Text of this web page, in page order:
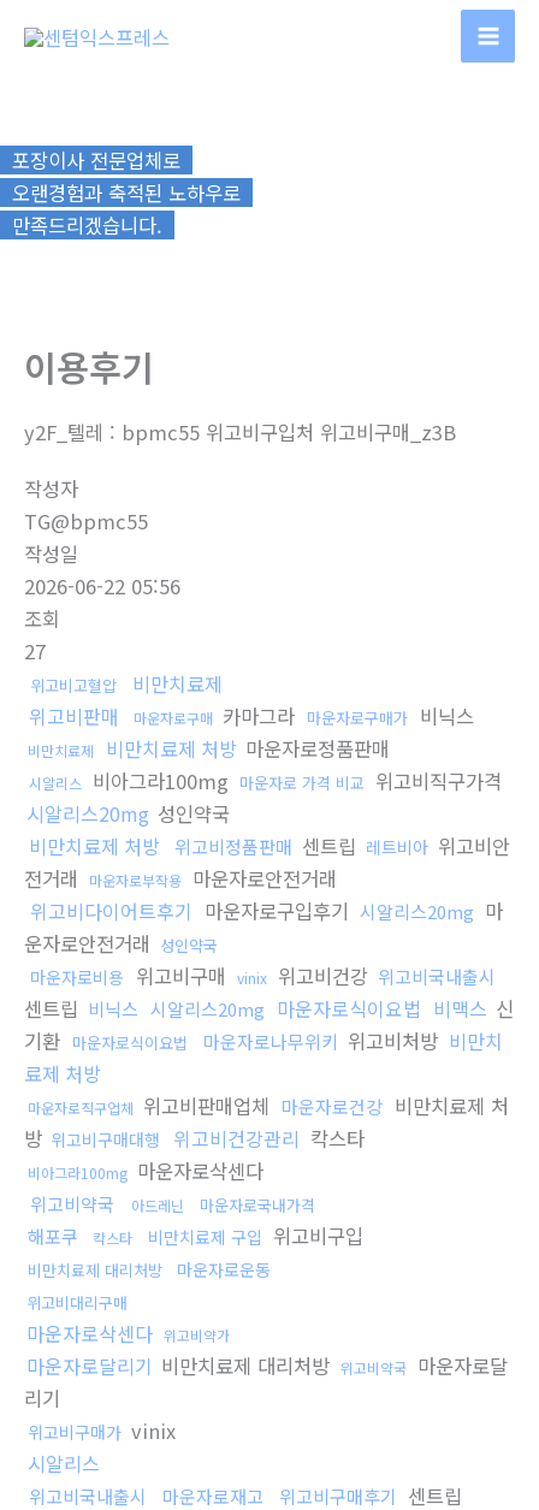
건
너
뛰
기
포장이사 전문업체로
오랜경험과 축적된 노하우로
만족드리겠습니다.
이용후기
y2F_텔레 : bpmc55 위고비구입처 위고비구매_z3B
작성자
TG@bpmc55
작성일
2026-06-22 05:56
조회
27
위고비고혈압
비만치료제
위고비판매
마운자로구매 카마그라 마운자로구매가 비닉스
비만치료제 비만치료제 처방 마운자로정품판매
시알리스 비아그라100mg 마운자로 가격 비교 위고비직구가격
시알리스20mg 성인약국
비만치료제 처방
위고비정품판매 센트립 레트비아 위고비안
전거래
마운자로부작용
마운자로안전거래
위고비다이어트후기
마운자로구입후기 시알리스20mg 마
운자로안전거래 성인약국
마운자로비용 위고비구매 vinix 위고비건강 위고비국내출시
센트립 비닉스 시알리스20mg 마운자로식이요법 비맥스 신
기환 마운자로식이요법 마운자로나무위키 위고비처방 비만치
료제 처방
마운자로직구업체 위고비판매업체 마운자로건강 비만치료제 처
방 위고비구매대행 위고비건강관리 칵스타
비아그라100mg 마운자로삭센다
위고비약국 아드레닌 마운자로국내가격
해포쿠 칵스타 비만치료제 구입 위고비구입
비만치료제 대리처방 마운자로운동
위고비대리구매
마운자로삭센다 위고비약가
마운자로달리기 비만치료제 대리처방 위고비약국
마운자로달
리기
위고비구매가 vinix
시알리스
위고비국내출시 마운자로재고 위고비구매후기 센트립